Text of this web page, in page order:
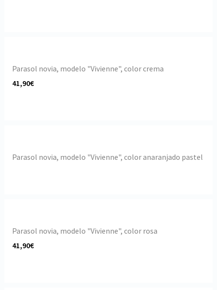
Parasol novia, modelo "Vivienne", color crema
41,90€
Parasol novia, modelo "Vivienne", color anaranjado pastel
Parasol novia, modelo "Vivienne", color rosa
41,90€